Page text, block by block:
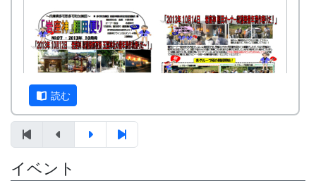
MAIL : mailaddress
担当 : XX
申込み方法 : 下記の申込み窓口に、電話、
FAXまたはメールでお申し込み下さい（FAX
またはメールの場合は、郵便番号、住所、氏
名、電話番号を明記して下さい）。 折り返
し、詳しい内容と「申し込みアンケート」を
お送りいたしますので、申し込みアンケート
をご返送ください。
申込み・お問合せの窓口
岩座神棚田保全推進協議会事務局
読む
イベント